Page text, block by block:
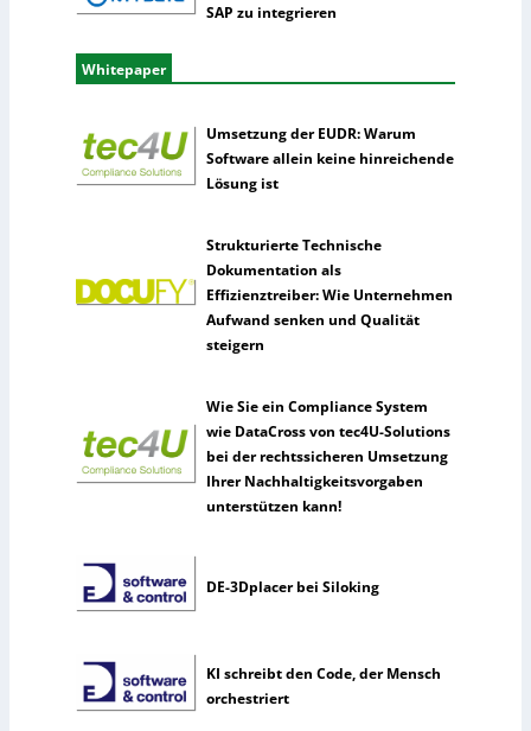
SAP zu integrieren
Whitepaper
Umsetzung der EUDR: Warum
Software allein keine hinreichende
Lösung ist
Strukturierte Technische
Dokumentation als
Effizienztreiber: Wie Unternehmen
Aufwand senken und Qualität
steigern
Wie Sie ein Compliance System
wie DataCross von tec4U-Solutions
bei der rechtssicheren Umsetzung
Ihrer Nachhaltigkeitsvorgaben
unterstützen kann!
DE-3Dplacer bei Siloking
KI schreibt den Code, der Mensch
orchestriert